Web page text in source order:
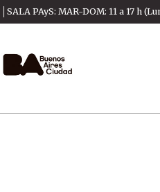
PAyS: MAR-DOM: 11 a 17 h